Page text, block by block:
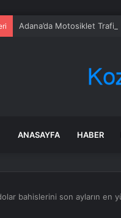
Adana’da Motosiklet Trafik
ANASAYFA HABER
bahislerini son ayların en